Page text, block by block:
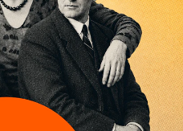
Herausgeber von